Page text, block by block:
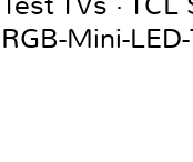
RGB-Mini-